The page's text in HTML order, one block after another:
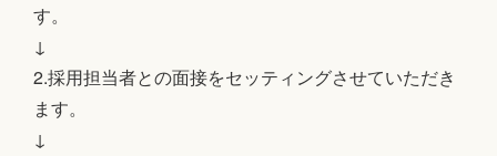
す。
↓
2.採用担当者との面接をセッティングさせていただき
ます。
↓